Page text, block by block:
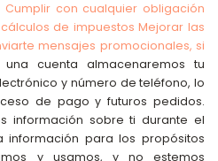
con cualquier obligación
de impuestos Mejorar las
mensajes promocionales, si
cuenta almacenaremos tu
y número de teléfono, lo
de pago y futuros pedidos.
información sobre ti durante el
información para los propósitos
y usamos, y no estemos